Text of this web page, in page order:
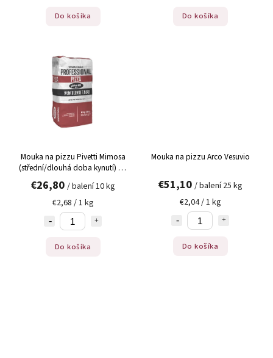
Do košíka Do košíka
Mouka na pizzu Pivetti Mimosa
(střední/dlouhá doba kynutí) 10
€26,80 / balení 10 kg
€2,68 / 1 kg
Do košíka
Mouka na pizzu Arco Vesuvio
€51,10 / balení 25 kg
€2,04 / 1 kg
Do košíka